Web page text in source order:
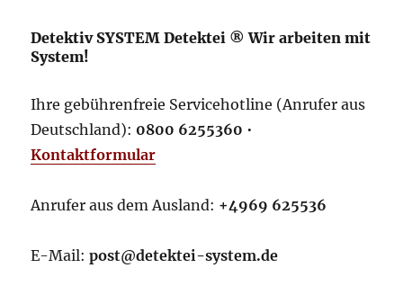
Detektiv SYSTEM Detektei ® Wir arbeiten mit
System!
Ihre gebührenfreie Servicehotline (Anrufer aus
Deutschland): 0800 6255360 •
Kontaktformular
Anrufer aus dem Ausland: +4969 625536
E-Mail:post@detektei-system.de